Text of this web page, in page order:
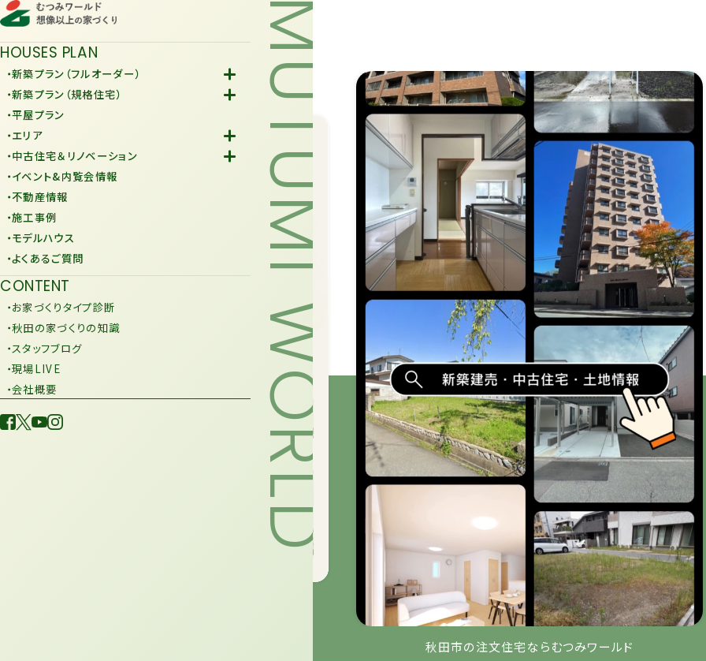
HOUSES PLAN
・新築プラン（フルオーダー）
-Fiore
・新築プラン（規格住宅）
-規格住宅
-KURAFIT
-JiU
・平屋プラン
・エリア
-潟上市
-由利本荘市
・中古住宅＆リノベーション
-中古住宅
-リノベーション
・イベント&内覧会情報
・不動産情報
・施工事例
・モデルハウス
・よくあるご質問
CONTENT
・お家づくりタイプ診断
・秋田の家づくりの知識
・スタッフブログ
・現場LIVE
・会社概要
MUTUMI WORLD
秋田市の注文住宅ならむつみワールド